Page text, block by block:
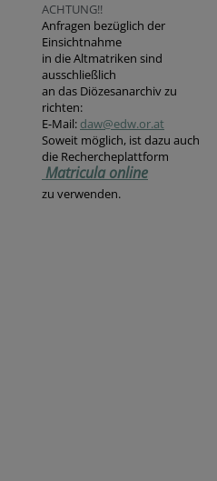
ACHTUNG!!
Anfragen bezüglich der
Einsichtnahme
in die Altmatriken sind
ausschließlich
an das Diözesanarchiv zu
richten:
E-Mail: daw@edw.or.at
Soweit möglich, ist dazu auch
die Rechercheplattform
Matricula online
zu verwenden.